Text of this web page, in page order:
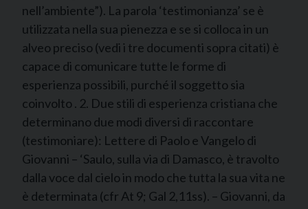
nell’ambiente”). La parola ‘testimonianza’ se è
utilizzata nella sua pienezza e se si colloca in un
alveo preciso (vedi i tre documenti sopra citati) è
capace di comunicare tutte le forme di
esperienza possibili, purché il soggetto sia
coinvolto . 2. Due stili di esperienza cristiana che
determinano due modi diversi di raccontare
(testimoniare): Lettere di Paolo e Vangelo di
Giovanni – ‘Saulo, sulla via di Damasco, è travolto
dalla voce dal cielo in modo che tutta la sua vita ne
è determinata (cfr At 9; Gal 2,11ss). – Giovanni, da